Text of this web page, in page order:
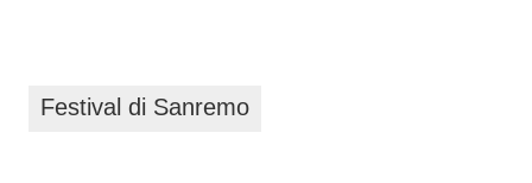
Festival di Sanremo